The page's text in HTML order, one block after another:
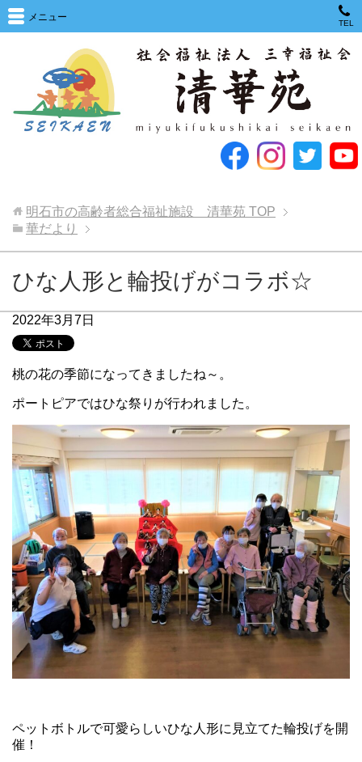
メニュー
TEL
明石市の高齢者総合福祉施設 清華苑 TOP
華だより
ひな人形と輪投げがコラボ☆
2022年3月7日
桃の花の季節になってきましたね～。
ポートピアではひな祭りが行われました。
ペットボトルで可愛らしいひな人形に見立てた輪投げを開
催！